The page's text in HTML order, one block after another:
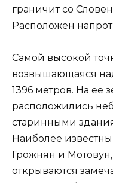
граничит со
Расположен
Самой высокой
возвышающаяся
1396 метров. На ее
расположились
старинными
Наиболее
Грожнян и
открываются